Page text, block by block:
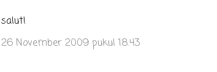
salut!
26 November 2009 pukul 18.43